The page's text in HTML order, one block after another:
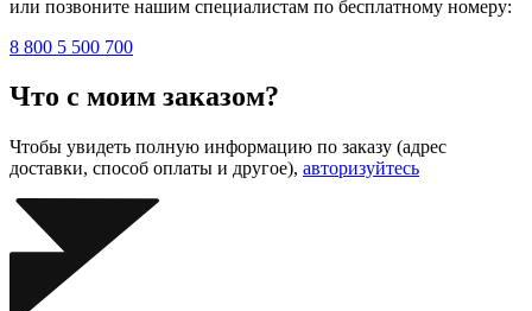
или позвоните нашим специалистам по бесплатному номеру:
8 800 5 500 700
Что с моим заказом?
Чтобы увидеть полную информацию по заказу (адрес
доставки, способ оплаты и другое), авторизуйтесь